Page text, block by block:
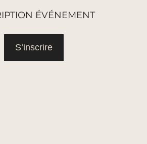
ÉVÉNEMENT
S’inscrire